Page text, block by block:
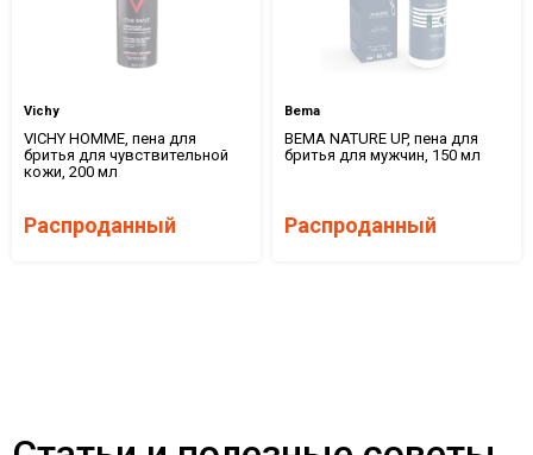
Vichy
VICHY HOMME, пена для
бритья для чувствительной
кожи, 200 мл
Распроданный
Bema
BEMA NATURE UP, пена для
бритья для мужчин, 150 мл
Распроданный